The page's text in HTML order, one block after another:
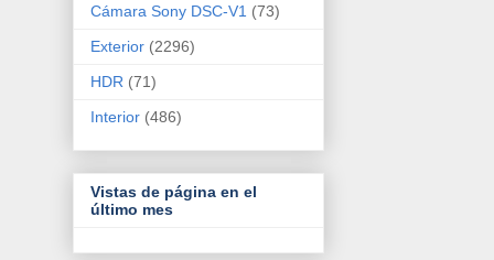
Cámara Sony DSC-V1 (73)
Exterior (2296)
HDR (71)
Interior (486)
Vistas de página en el
último mes